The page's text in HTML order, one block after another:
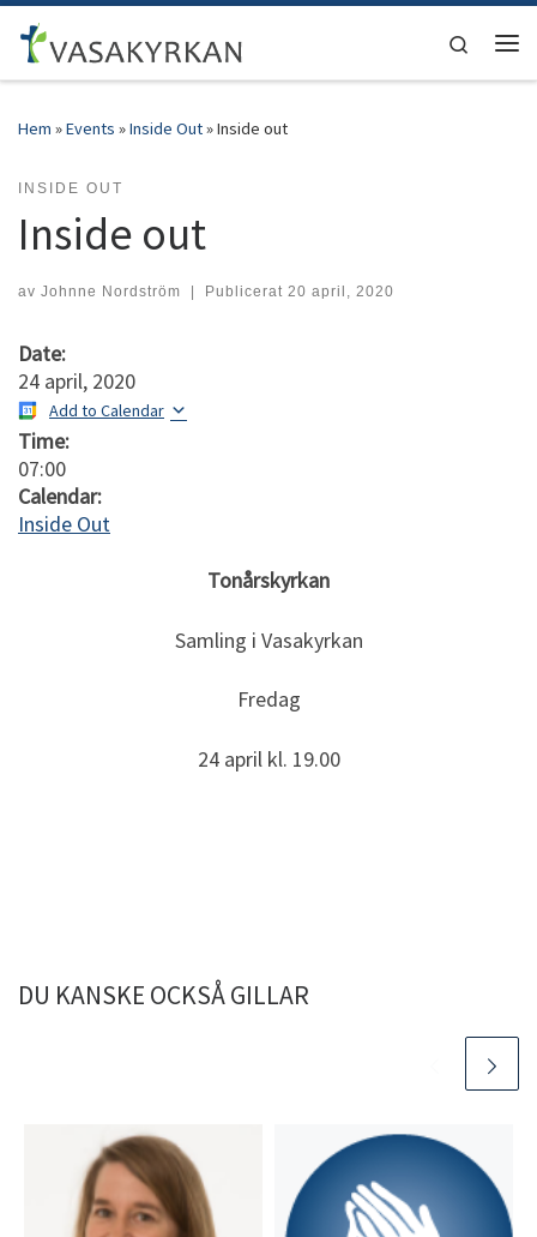
Hoppa till innehåll
Search
Hem »Events »Inside Out»Inside out
INSIDE OUT
Inside out
av Johnne Nordström | Publicerat 20 april, 2020
Date:
24 april, 2020
Add to Calendar
Time:
07:00
Calendar:
Inside Out
Tonårskyrkan
Samling i Vasakyrkan
Fredag
24 april kl. 19.00
DU KANSKE OCKSÅ GILLAR